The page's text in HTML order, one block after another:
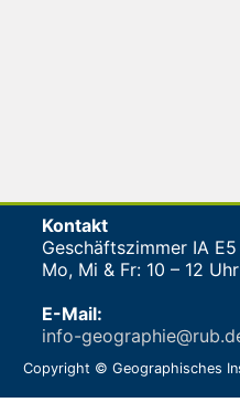
Kontakt
Geschäftszimmer IA E5
Mo, Mi & Fr: 10 – 12 Uhr
E-Mail:
info-
Copyright © Geographisches